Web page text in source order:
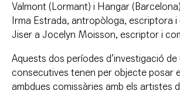
Valmont (Lormant) i Hangar
Irma Estrada, antropòloga, escriptora i
Jiser a Jocelyn Moisson, escriptor i
Aquests dos períodes d’investigació
consecutives tenen per objecte posar
ambdues comissàries amb els artistes